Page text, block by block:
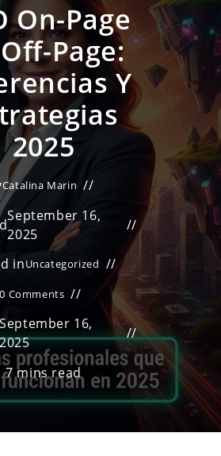
On-Page
Page:
Y
2025
Catalina Marin
September 16,
2025
inUncategorized
0 Comments
September 16,
2025
7 mins read